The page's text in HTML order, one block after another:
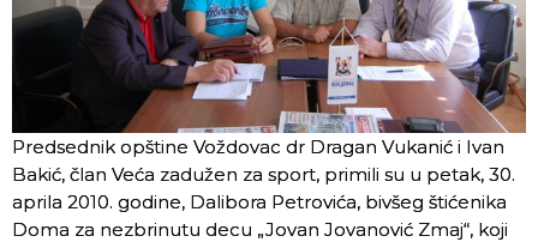
Predsednik opštine Voždovac dr Dragan Vukanić i Ivan
Bakić, član Veća zadužen za sport, primili su u petak, 30.
aprila 2010. godine, Dalibora Petrovića, bivšeg štićenika
Doma za nezbrinutu decu „Jovan Jovanović Zmaj“, koji